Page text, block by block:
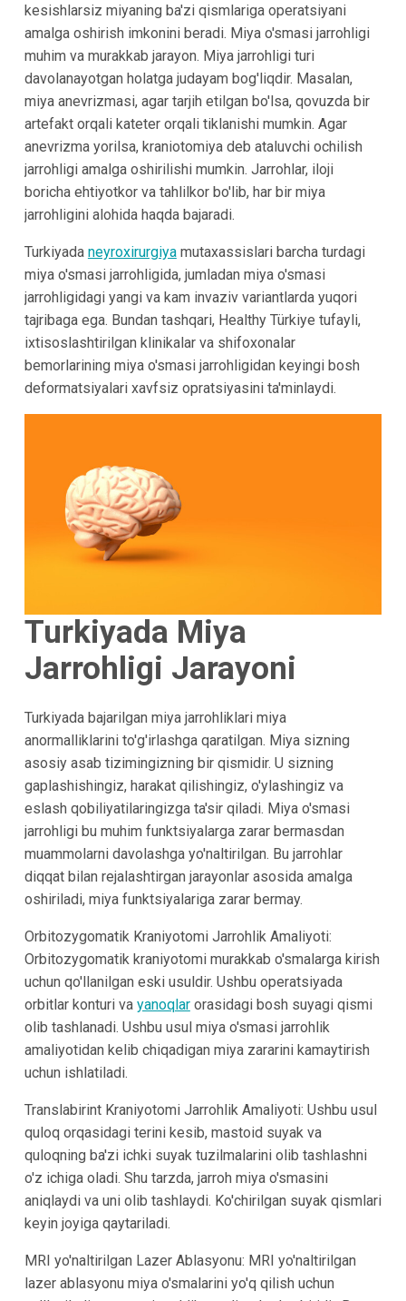
kesishlarsiz miyaning ba'zi qismlariga operatsiyani
amalga oshirish imkonini beradi. Miya o'smasi jarrohligi
muhim va murakkab jarayon. Miya jarrohligi turi
davolanayotgan holatga judayam bog'liqdir. Masalan,
miya anevrizmasi, agar tarjih etilgan bo'lsa, qovuzda bir
artefakt orqali kateter orqali tiklanishi mumkin. Agar
anevrizma yorilsa, kraniotomiya deb ataluvchi ochilish
jarrohligi amalga oshirilishi mumkin. Jarrohlar, iloji
boricha ehtiyotkor va tahlilkor bo'lib, har bir miya
jarrohligini alohida haqda bajaradi.
Turkiyada neyroxirurgiyamutaxassislari barcha turdagi
miya o'smasi jarrohligida, jumladan miya o'smasi
jarrohligidagi yangi va kam invaziv variantlarda yuqori
tajribaga ega. Bundan tashqari, Healthy Türkiye tufayli,
ixtisoslashtirilgan klinikalar va shifoxonalar
bemorlarining miya o'smasi jarrohligidan keyingi bosh
deformatsiyalari xavfsiz opratsiyasini ta'minlaydi.
Turkiyada Miya
Jarrohligi Jarayoni
Turkiyada bajarilgan miya jarrohliklari miya
anormalliklarini to'g'irlashga qaratilgan. Miya sizning
asosiy asab tizimingizning bir qismidir. U sizning
gaplashishingiz, harakat qilishingiz, o'ylashingiz va
eslash qobiliyatilaringizga ta'sir qiladi. Miya o'smasi
jarrohligi bu muhim funktsiyalarga zarar bermasdan
muammolarni davolashga yo'naltirilgan. Bu jarrohlar
diqqat bilan rejalashtirgan jarayonlar asosida amalga
oshiriladi, miya funktsiyalariga zarar bermay.
Orbitozygomatik Kraniyotomi Jarrohlik Amaliyoti:
Orbitozygomatik kraniyotomi murakkab o'smalarga kirish
uchun qo'llanilgan eski usuldir. Ushbu operatsiyada
orbitlar konturi va yanoqlarorasidagi bosh suyagi qismi
olib tashlanadi. Ushbu usul miya o'smasi jarrohlik
amaliyotidan kelib chiqadigan miya zararini kamaytirish
uchun ishlatiladi.
Translabirint Kraniyotomi Jarrohlik Amaliyoti: Ushbu usul
quloq orqasidagi terini kesib, mastoid suyak va
quloqning ba'zi ichki suyak tuzilmalarini olib tashlashni
o'z ichiga oladi. Shu tarzda, jarroh miya o'smasini
aniqlaydi va uni olib tashlaydi. Ko'chirilgan suyak qismlari
keyin joyiga qaytariladi.
MRI yo'naltirilgan Lazer Ablasyonu: MRI yo'naltirilgan
lazer ablasyonu miya o'smalarini yo'q qilish uchun